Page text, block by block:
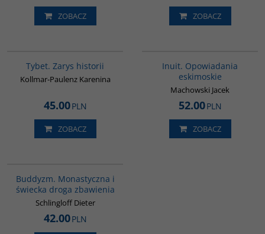
ZOBACZ ZOBACZ
Tybet. Zarys historii
Kollmar-Paulenz Karenina
45.00PLN
ZOBACZ
Inuit. Opowiadania
eskimoskie
Machowski Jacek
52.00PLN
ZOBACZ
Buddyzm. Monastyczna i
świecka droga zbawienia
Schlingloff Dieter
42.00PLN